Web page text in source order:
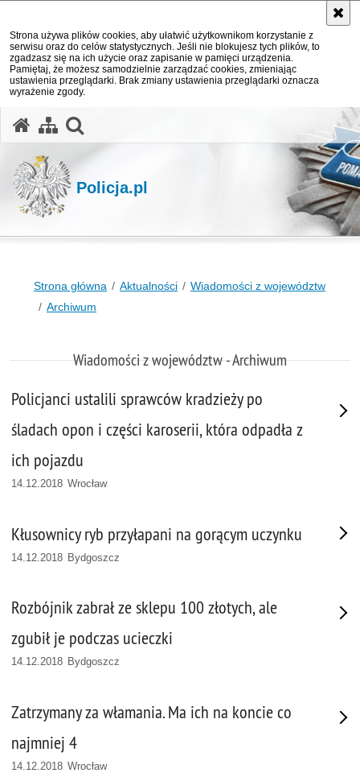
Strona używa plików cookies, aby ułatwić użytkownikom korzystanie z
serwisu oraz do celów statystycznych. Jeśli nie blokujesz tych plików, to
zgadzasz się na ich użycie oraz zapisanie w pamięci urządzenia.
Pamiętaj, że możesz samodzielnie zarządzać cookies, zmieniając
ustawienia przeglądarki. Brak zmiany ustawienia przeglądarki oznacza
wyrażenie zgody.
Policja.pl
Strona główna Aktualności
Wiadomości z województw
Archiwum
Wiadomości z województw - Archiwum
Policjanci ustalili sprawców kradzieży po
śladach opon i części karoserii, która odpadła z
ich pojazdu
14.12.2018 Wrocław
Kłusownicy ryb przyłapani na gorącym uczynku
14.12.2018 Bydgoszcz
Rozbójnik zabrał ze sklepu 100 złotych, ale
zgubił je podczas ucieczki
14.12.2018 Bydgoszcz
Zatrzymany za włamania. Ma ich na koncie co
najmniej 4
14.12.2018 Wrocław